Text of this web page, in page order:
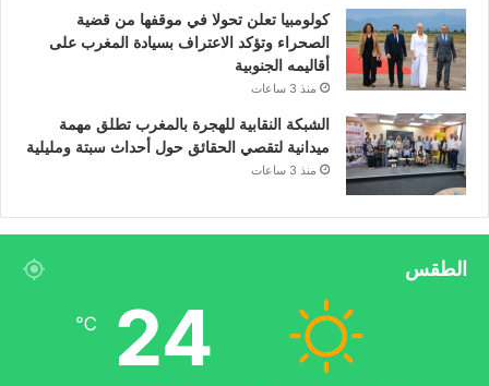
كولومبيا تعلن تحولا في موقفها من قضية
الصحراء وتؤكد الاعتراف بسيادة المغرب على
أقاليمه الجنوبية
منذ 3 ساعات
الشبكة النقابية للهجرة بالمغرب تطلق مهمة
ميدانية لتقصي الحقائق حول أحداث سبتة ومليلية
منذ 3 ساعات
الطقس
24
℃